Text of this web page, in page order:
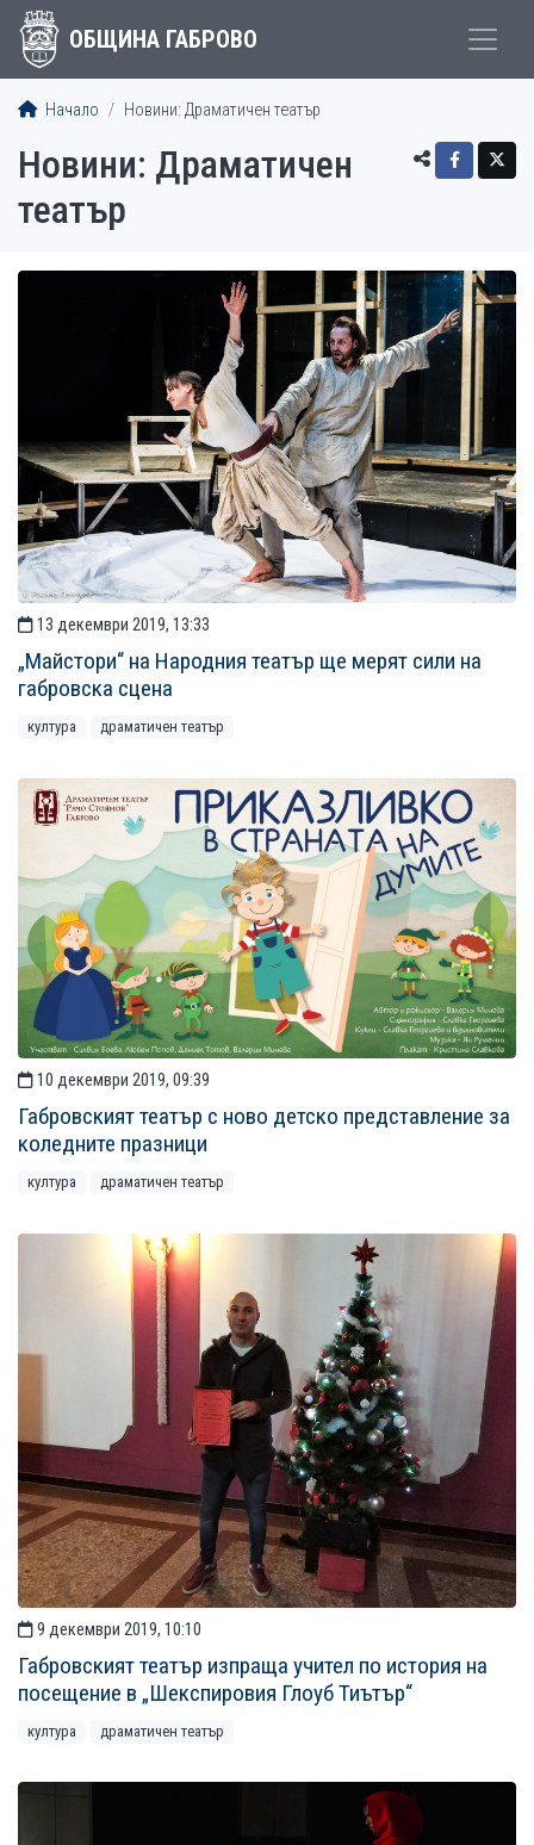
ОБЩИНА ГАБРОВО
Начало Новини: Драматичен театър
Новини: Драматичен
театър
13 декември 2019, 13:33
„Майстори“ на Народния театър ще мерят сили на
габровска сцена
култура драматичен театър
10 декември 2019, 09:39
Габровският театър с ново детско представление за
коледните празници
култура драматичен театър
9 декември 2019, 10:10
Габровският театър изпраща учител по история на
посещение в „Шекспировия Глоуб Тиътър“
култура драматичен театър